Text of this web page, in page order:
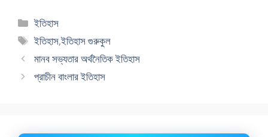
বিভাগ
সমূহ
ইতিহাস
ট্যাগ
সমূহ
ইতিহাস,ইতিহাস গুরুকুল
মানব সভ্যতার অর্থনৈতিক ইতিহাস
প্রাচীন বাংলার ইতিহাস